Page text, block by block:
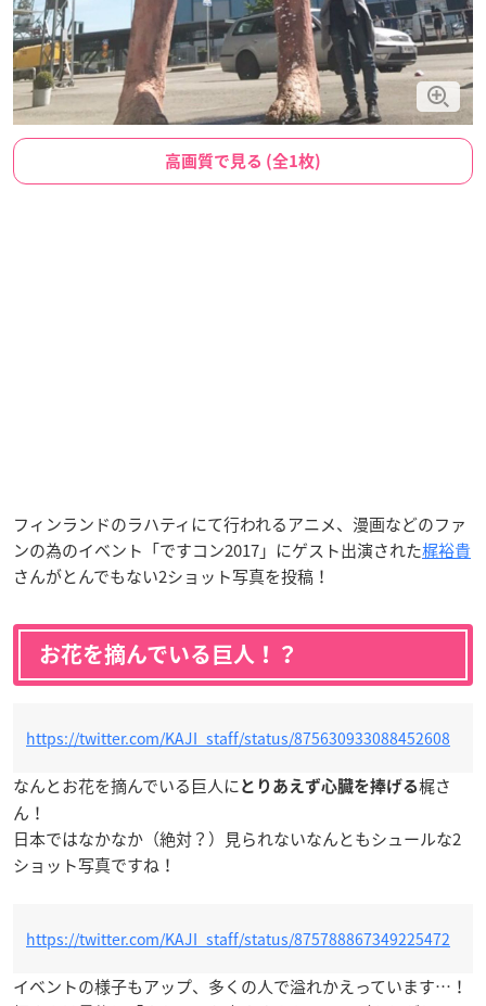
高画質で見る (全1枚)
フィンランドのラハティにて行われるアニメ、漫画などのファ
ンの為のイベント「ですコン2017」にゲスト出演された梶裕貴
さんがとんでもない2ショット写真を投稿！
お花を摘んでいる巨人！？
https://twitter.com/KAJI_staff/status/875630933088452608
なんとお花を摘んでいる巨人に とりあえず心臓を捧げる梶さ
ん！
日本ではなかなか（絶対？）見られないなんともシュールな2
ショット写真ですね！
https://twitter.com/KAJI_staff/status/875788867349225472
イベントの様子もアップ、多くの人で溢れかえっています…！